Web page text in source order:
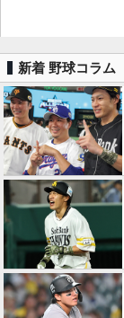
新着 野球コラム